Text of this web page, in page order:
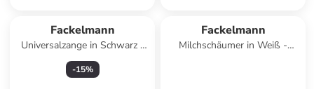
Fackelmann
Universalzange in Schwarz -
(L)29 cm
-15%
Fackelmann
Milchschäumer in Weiß -